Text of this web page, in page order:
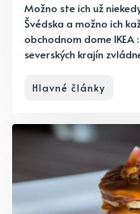
Možno ste ich už
Švédska a možno ich
obchodnom dome IKEA
severských krajín
Hlavné články